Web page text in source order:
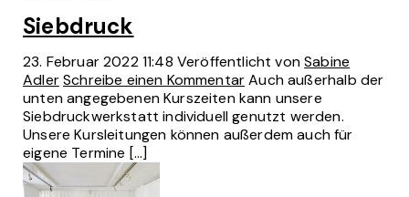
Siebdruck
23. Februar 2022 11:48 Veröffentlicht vonSabine
AdlerSchreibe einen Kommentar Auch außerhalb der
unten angegebenen Kurszeiten kann unsere
Siebdruckwerkstatt individuell genutzt werden.
Unsere Kursleitungen können außerdem auch für
eigene Termine […]